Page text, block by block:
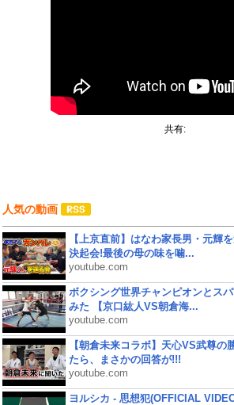
共有:
人気の動画
【上京直前】はなわ家長男・元輝
決起会!最後の母の味を噛...
youtube.com
ボクシング世界チャンピオンとス
みた 【京口紘人VS朝倉海...
youtube.com
【朝倉未来コラボ】天心VS武尊の
たら、まさかの回答が!!!
youtube.com
ヨルシカ - 思想犯(OFFICIAL